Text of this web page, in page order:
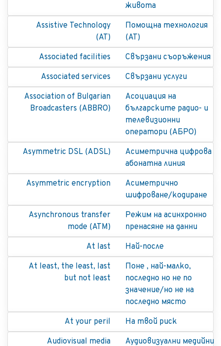
живота
Assistive Technology
(AT)
Помощна технология
(AT)
Associated facilities
Свързани съоръжения
Associated services
Свързани услуги
Association of Bulgarian
Broadcasters (ABBRO)
Асоциация на
българските радио- и
телевизионни
оператори (АБРО)
Asymmetric DSL (ADSL)
Асиметрична цифрова
абонатна линия
Asymmetric encryption
Асиметрично
шифроване/кодиранe
Asynchronous transfer
mode (ATM)
Режим на асинхронно
пренасяне на данни
At last
Най-после
At least, the least, last
but not least
Поне , най-малко,
последно но не по
значение/но не на
последно място
At your peril
На твой риск
Audiovisual media
Аудиовизуални медийни